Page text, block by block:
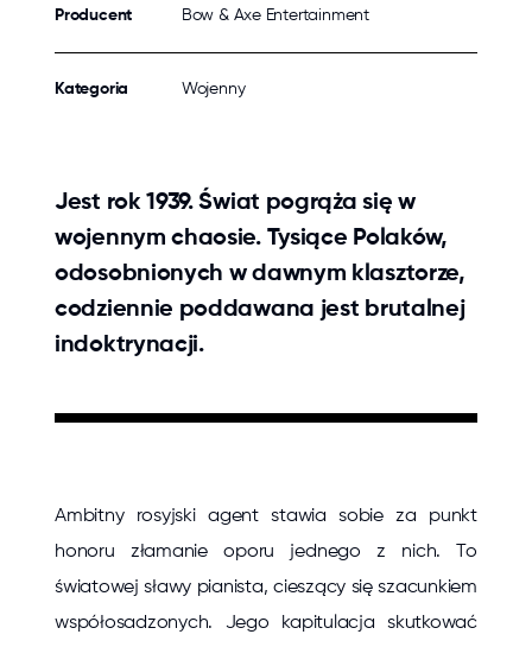
Producent Bow & Axe Entertainment
Kategoria Wojenny
Jest rok 1939. Świat pogrąża się w
wojennym chaosie. Tysiące Polaków,
odosobnionych w dawnym klasztorze,
codziennie poddawana jest brutalnej
indoktrynacji.
Ambitny rosyjski agent stawia sobie za punkt
honoru złamanie oporu jednego z nich. To
światowej sławy pianista, cieszący się szacunkiem
współosadzonych. Jego kapitulacja skutkować